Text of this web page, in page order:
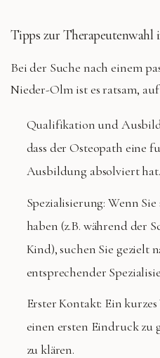
Tipps zur
Bei der Suche nach einem
Nieder-Olm ist es ratsam,
Qualifikation und
dass der Osteopath eine
Ausbildung absolviert hat.
Spezialisierung: Wenn
haben (z.B. während der
Kind), suchen Sie gezielt
entsprechender
Erster Kontakt: Ein
einen ersten Eindruck zu
zu klären.